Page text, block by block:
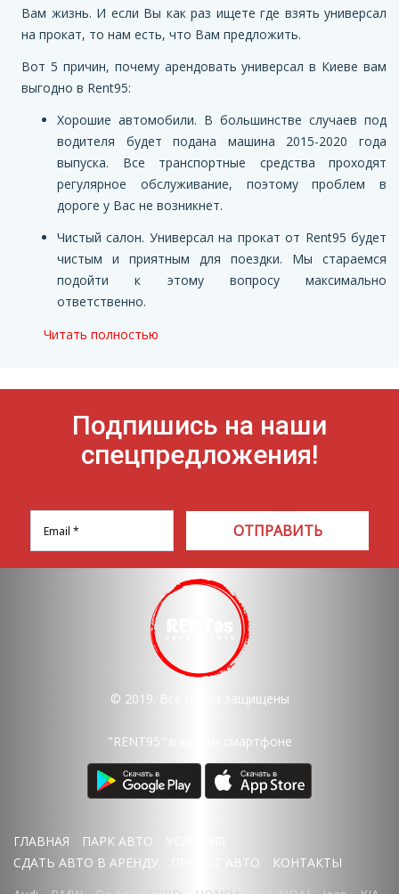
Вам жизнь. И если Вы как раз ищете где взять универсал
на прокат, то нам есть, что Вам предложить.
Вот 5 причин, почему арендовать универсал в Киеве вам
выгодно в Rent95:
Хорошие автомобили. В большинстве случаев под
водителя будет подана машина 2015-2020 года
выпуска. Все транспортные средства проходят
регулярное обслуживание, поэтому проблем в
дороге у Вас не возникнет.
Чистый салон. Универсал на прокат от Rent95 будет
чистым и приятным для поездки. Мы стараемся
подойти к этому вопросу максимально
ответственно.
Читать полностью
Подпишись на наши
спецпредложения!
ОТПРАВИТЬ
© 2019. Все права защищены
"RENT95" в вашем смартфоне
ГЛАВНАЯ ПАРК АВТО
СДАТЬ АВТО В АРЕНДУ
ПРОКАТ АВТО
КОНТАКТЫ